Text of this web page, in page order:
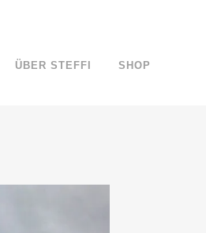
ÜBER STEFFI SHOP